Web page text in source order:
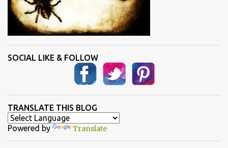
SOCIAL LIKE & FOLLOW
TRANSLATE THIS BLOG
Powered by Translate